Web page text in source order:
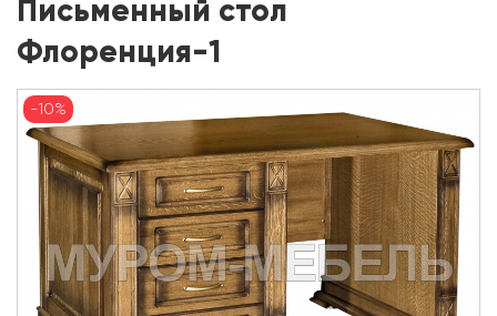
Письменный стол
Флоренция-1
-10%